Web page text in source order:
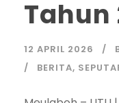
Tahun
12 APRIL 2026
BERITA,